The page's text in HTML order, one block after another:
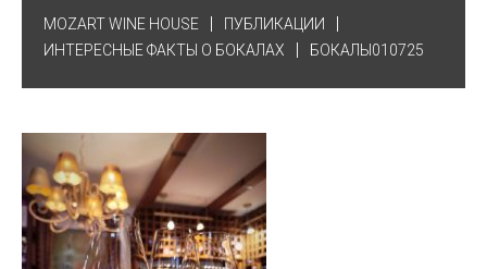
MOZART WINE HOUSE
ПУБЛИКАЦИИ
ИНТЕРЕСНЫЕ ФАКТЫ О БОКАЛАХ
БОКАЛЫ010725